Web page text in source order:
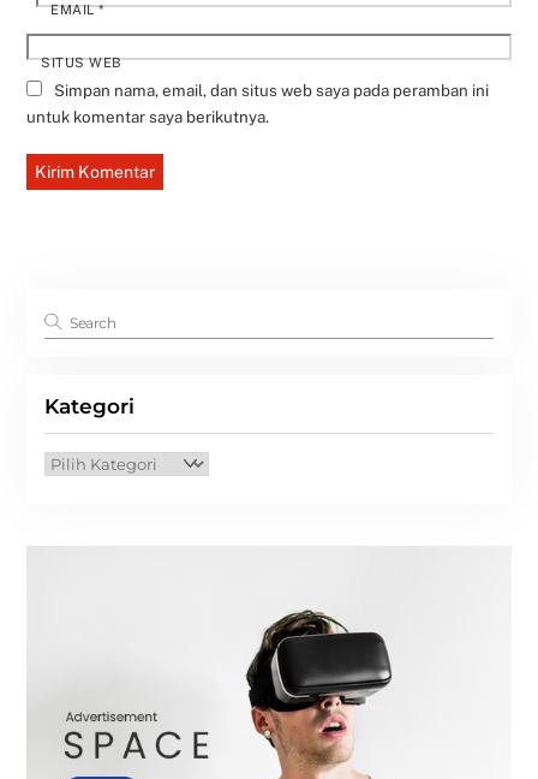
EMAIL*
SITUS WEB
Simpan nama, email, dan situs web saya pada peramban ini
untuk komentar saya berikutnya.
Kategori
Kategori